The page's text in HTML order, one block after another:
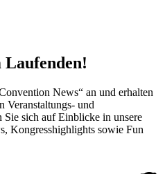
Laufenden!
News“ an und erhalten
Veranstaltungs- und
Sie sich auf Einblicke in unsere
Kongresshighlights sowie Fun